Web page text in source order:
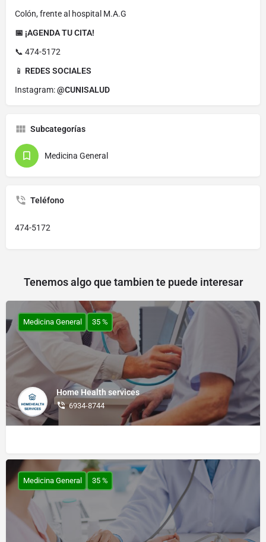
Colón, frente al hospital M.A.G
📅 ¡AGENDA TU CITA!
📞 474-5172
📱 REDES SOCIALES
Instagram:@CUNISALUD
Subcategorías
Medicina General
Teléfono
474-5172
Tenemos algo que tambien te puede interesar
Home Health services
6934-8744
Medicina General 35 %
Medicina General 35 %